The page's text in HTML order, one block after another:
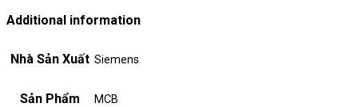
Additional information
Nhà Sản Xuất Siemens
Sản Phẩm MCB